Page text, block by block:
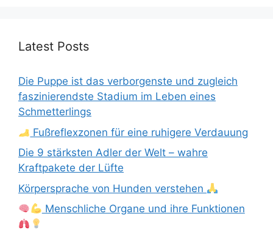
Latest Posts
Die Puppe ist das verborgenste und zugleich
faszinierendste Stadium im Leben eines
Schmetterlings
Fußreflexzonen für eine ruhigere Verdauung
Die 9 stärksten Adler der Welt – wahre
Kraftpakete der Lüfte
Körpersprache von Hunden verstehen
Menschliche Organe und ihre Funktionen